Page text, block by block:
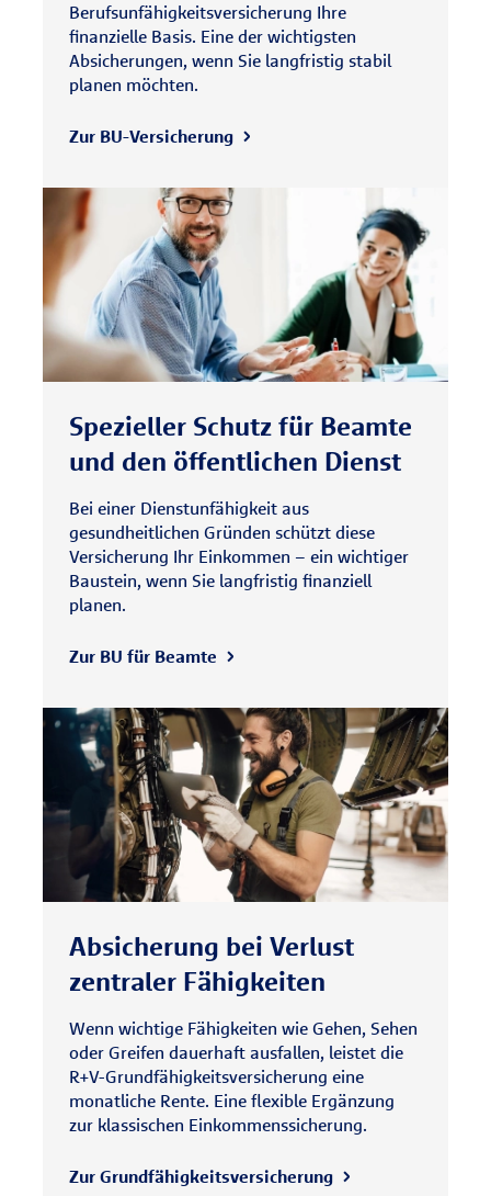
Berufsunfähigkeitsversicherung Ihre
finanzielle Basis. Eine der wichtigsten
Absicherungen, wenn Sie langfristig stabil
planen möchten.
Zur BU-Versicherung
Spezieller Schutz für Beamte
und den öffentlichen Dienst
Bei einer Dienstunfähigkeit aus
gesundheitlichen Gründen schützt diese
Versicherung Ihr Einkommen – ein wichtiger
Baustein, wenn Sie langfristig finanziell
planen.
Zur BU für Beamte
Absicherung bei Verlust
zentraler Fähigkeiten
Wenn wichtige Fähigkeiten wie Gehen, Sehen
oder Greifen dauerhaft ausfallen, leistet die
R+V-Grundfähigkeitsversicherung eine
monatliche Rente. Eine flexible Ergänzung
zur klassischen Einkommenssicherung.
Zur Grundfähigkeitsversicherung